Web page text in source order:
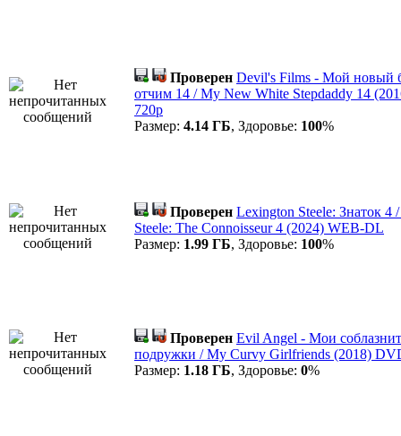
Проверен Devil's Films - Мой новый
отчим 14 / My New White Stepdaddy 14
720p
Размер: 4.14 ГБ, Здоровье: 100%
Проверен Lexington Steele: Знаток 4
Steele: The Connoisseur 4 (2024) WEB-DL
Размер: 1.99 ГБ, Здоровье: 100%
Проверен Evil Angel - Мои
подружки / My Curvy Girlfriends (2018)
Размер: 1.18 ГБ, Здоровье: 0%